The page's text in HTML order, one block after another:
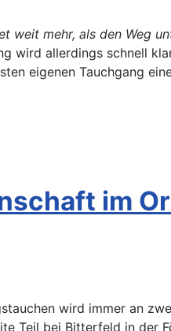
weit mehr, als den Weg
wird allerdings schnell
eigenen Tauchgang
im
wird immer an
Teil bei Bitterfeld in der